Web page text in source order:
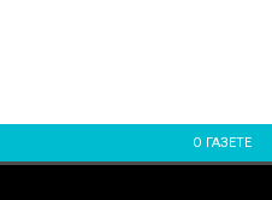
О ГАЗЕТЕ